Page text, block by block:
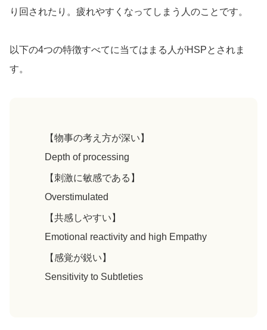
り回されたり。疲れやすくなってしまう人のことです。
以下の4つの特徴すべてに当てはまる人がHSPとされま
す。
【物事の考え方が深い】
Depth of processing
【刺激に敏感である】
Overstimulated
【共感しやすい】
Emotional reactivity and high Empathy
【感覚が鋭い】
Sensitivity to Subtleties